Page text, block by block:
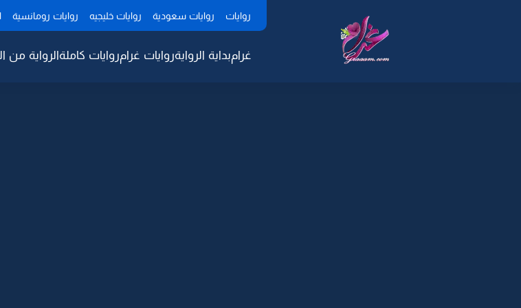
روايات روايات سعودية روايات خليجيه روايات رومانسية
غرامبداية الروايةروايات غرامروايات كاملةالرواية من